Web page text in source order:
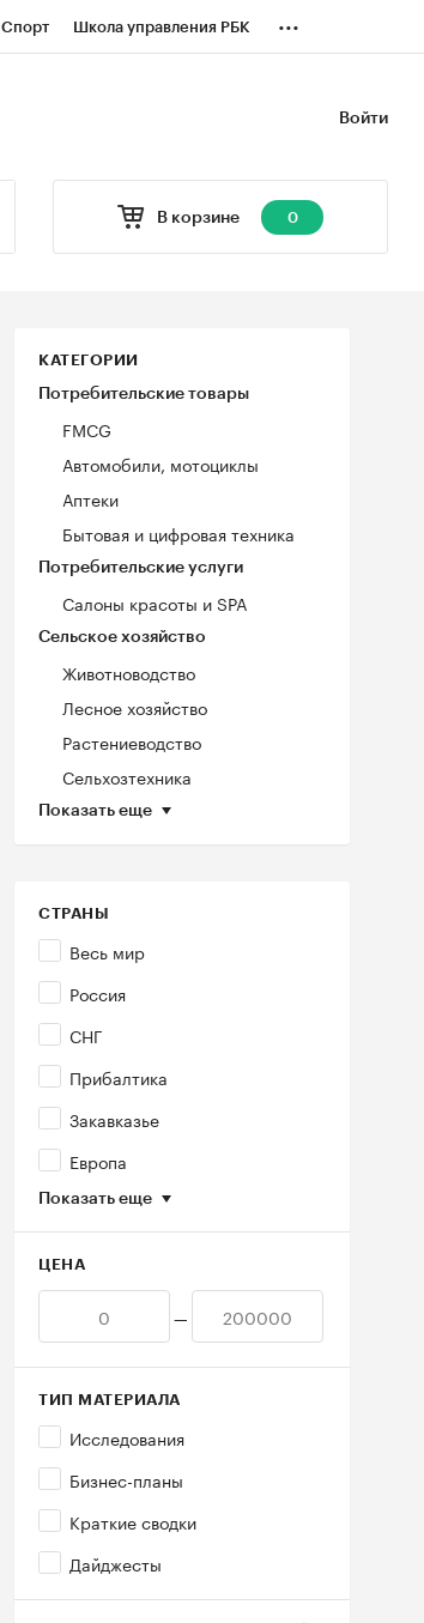
Спорт Школа управления РБК ...
Войти
В корзине 0
КАТЕГОРИИ
Потребительские товары
FMCG
Автомобили, мотоциклы
Аптеки
Бытовая и цифровая техника
Потребительские услуги
Салоны красоты и SPA
Сельское хозяйство
Животноводство
Лесное хозяйство
Растениеводство
Сельхозтехника
Показать еще
СТРАНЫ
Весь мир
Россия
СНГ
Прибалтика
Закавказье
Европа
Показать еще
ЦЕНА
—
ТИП МАТЕРИАЛА
Исследования
Бизнес-планы
Краткие сводки
Дайджесты